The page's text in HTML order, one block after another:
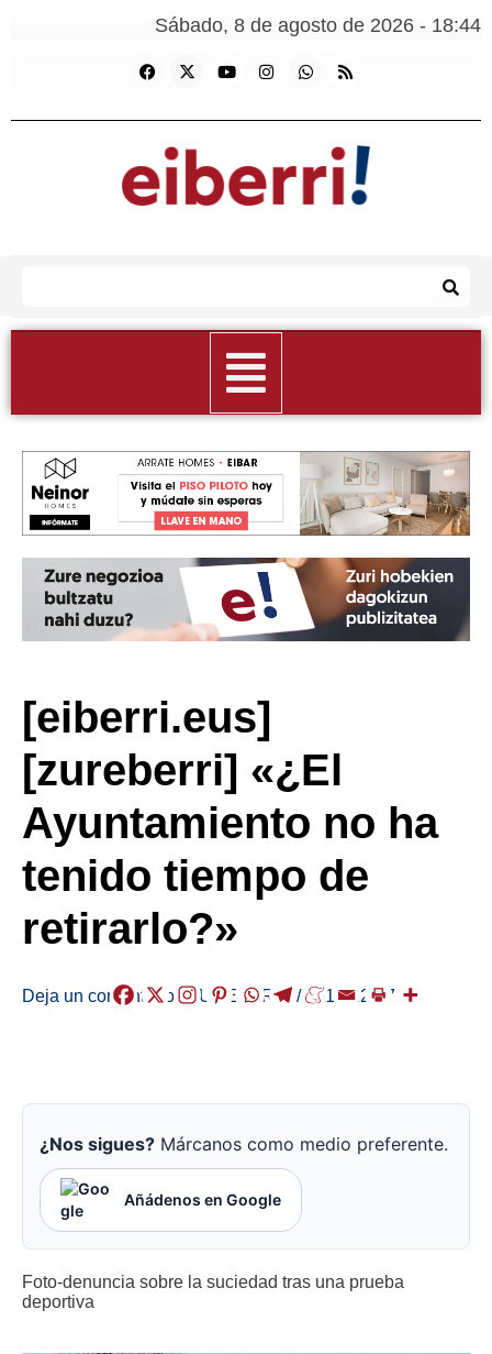
Sábado, 8 de agosto de 2026 - 18:44
[eiberri.eus]
[zureberri] «¿El
Ayuntamiento no ha
tenido tiempo de
retirarlo?»
Deja un comentario /ZUREBERRI /2018-12-27
¿Nos sigues? Márcanos como medio preferente.
Añádenos en Google
Foto-denuncia sobre la suciedad tras una prueba
deportiva